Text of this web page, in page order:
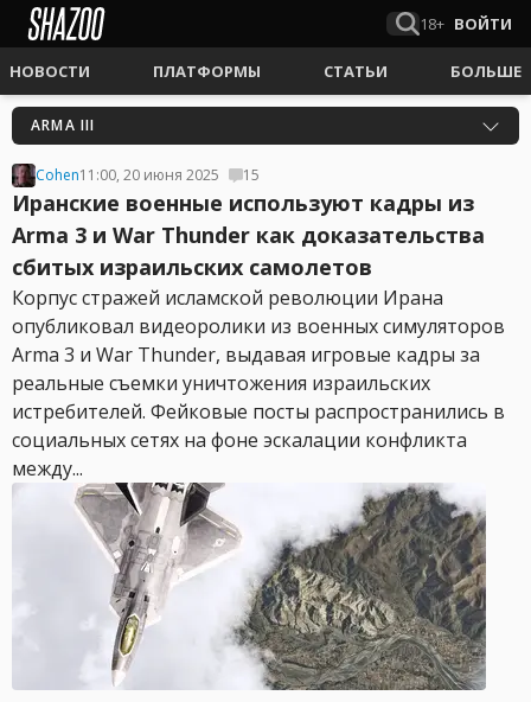
18+ ВОЙТИ
НОВОСТИ ПЛАТФОРМЫ СТАТЬИ БОЛЬШЕ
ARMA III
Cohen11:00, 20 июня 2025 15
Иранские военные используют кадры из
Arma 3 и War Thunder как доказательства
сбитых израильских самолетов
Корпус стражей исламской революции Ирана
опубликовал видеоролики из военных симуляторов
Arma 3 и War Thunder, выдавая игровые кадры за
реальные съемки уничтожения израильских
истребителей. Фейковые посты распространились в
социальных сетях на фоне эскалации конфликта
между...